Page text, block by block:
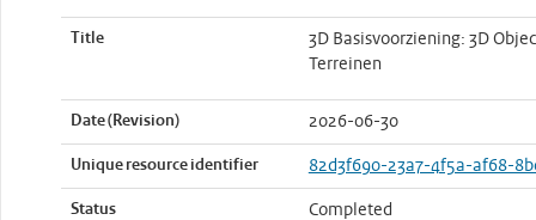
Title
3D Basisvoorziening: 3D
Terreinen
Date (Revision) 2026-06-30
Unique resource identifier 82d3f690-23a7-4f5a-af68-
Status Completed